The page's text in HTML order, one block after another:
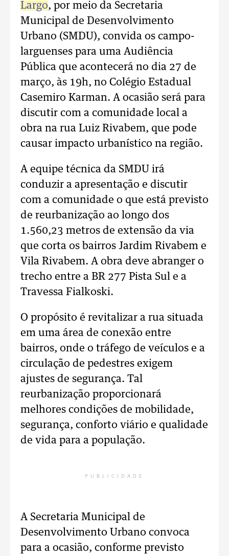
Largo, por meio da Secretaria
Municipal de Desenvolvimento
Urbano (SMDU), convida os campo-
larguenses para uma Audiência
Pública que acontecerá no dia 27 de
março, às 19h, no Colégio Estadual
Casemiro Karman. A ocasião será para
discutir com a comunidade local a
obra na rua Luiz Rivabem, que pode
causar impacto urbanístico na região.
A equipe técnica da SMDU irá
conduzir a apresentação e discutir
com a comunidade o que está previsto
de reurbanização ao longo dos
1.560,23 metros de extensão da via
que corta os bairros Jardim Rivabem e
Vila Rivabem. A obra deve abranger o
trecho entre a BR 277 Pista Sul e a
Travessa Fialkoski.
O propósito é revitalizar a rua situada
em uma área de conexão entre
bairros, onde o tráfego de veículos e a
circulação de pedestres exigem
ajustes de segurança. Tal
reurbanização proporcionará
melhores condições de mobilidade,
segurança, conforto viário e qualidade
de vida para a população.
PUBLICIDADE
A Secretaria Municipal de
Desenvolvimento Urbano convoca
para a ocasião, conforme previsto